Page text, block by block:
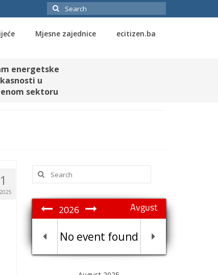
Search
for:
Mjesne zajednice ecitizen.ba
energetske
u
sektoru
Search
for:
Avgust
2026
No event found